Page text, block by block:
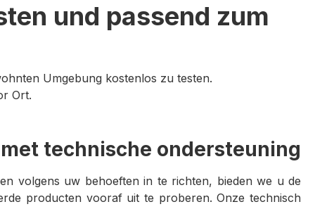
und passend zum
Umgebung kostenlos zu testen.
Ort.
technische ondersteuning
volgens uw behoeften in te richten, bieden we u de
producten vooraf uit te proberen. Onze technisch